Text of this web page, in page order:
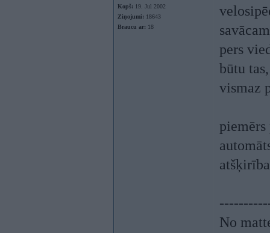
Kopš: 19. Jul 2002
Ziņojumi: 18643
Braucu ar: 18
pers
būtu
vismaz
No